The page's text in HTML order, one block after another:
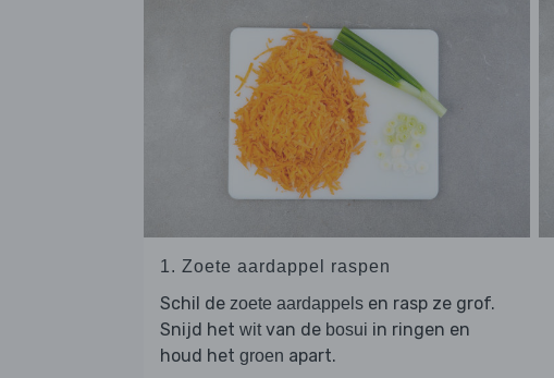
1. Zoete aardappel raspen
Schil de zoete aardappels en rasp ze grof.
Snijd het witvan de bosui in ringen en
houd het groen apart.